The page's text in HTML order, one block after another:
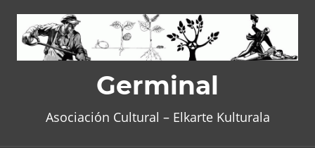
content
Germinal
Asociación Cultural – Elkarte Kulturala